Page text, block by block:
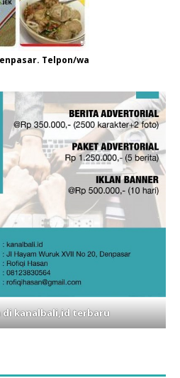
Telpon/wa
di kanalbali,id terbaru